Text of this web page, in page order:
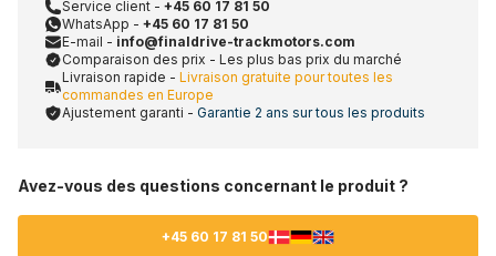
Service client - +45 60 17 81 50
WhatsApp - +45 60 17 81 50
E-mail - info@finaldrive-trackmotors.com
Comparaison des prix - Les plus bas prix du marché
Livraison rapide - Livraison gratuite pour toutes les
commandes en Europe
Ajustement garanti - Garantie 2 ans sur tous les produits
Avez-vous des questions concernant le produit ?
+45 60 17 81 50